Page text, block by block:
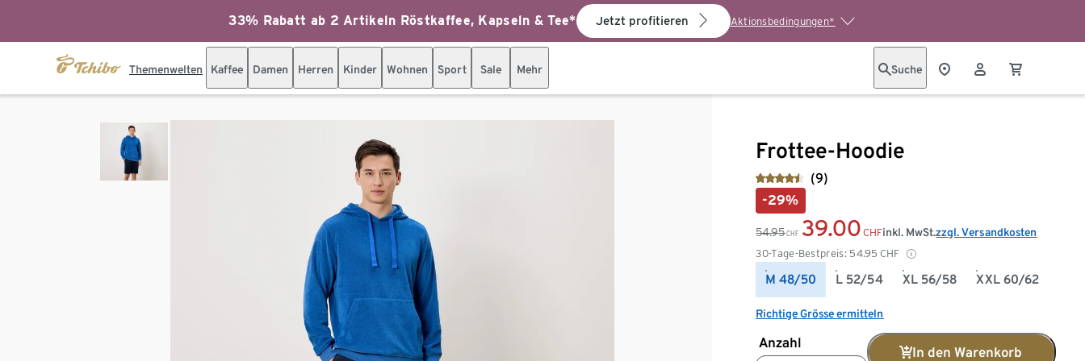
33% Rabatt ab 2 Artikeln Röstkaffee, Kapseln & Tee* Jetzt profitieren Aktionsbedingungen*
Themenwelten Kaffee Damen Herren Kinder Wohnen Sport Sale Mehr Suche
Frottee-Hoodie
(9)
-29%
54.95 CHF 39.00 CHF
30-Tage-Bestpreis: 54.95 CHF
inkl. MwSt.zzgl. Versandkosten
M 48/50 L 52/54 XL 56/58 XXL 60/62
Richtige Grösse ermitteln
Anzahl
In den Warenkorb